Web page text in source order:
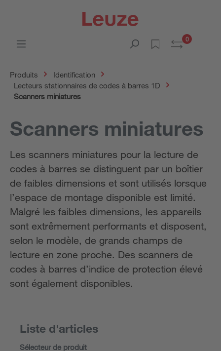
0
Produits
Identification
Lecteurs stationnaires de codes à barres 1D
Scanners miniatures
Scanners miniatures
Les scanners miniatures pour la lecture de
codes à barres se distinguent par un boîtier
de faibles dimensions et sont utilisés lorsque
l’espace de montage disponible est limité.
Malgré les faibles dimensions, les appareils
sont extrêmement performants et disposent,
selon le modèle, de grands champs de
lecture en zone proche. Des scanners de
codes à barres d’indice de protection élevé
sont également disponibles.
Liste d'articles
Sélecteur de produit